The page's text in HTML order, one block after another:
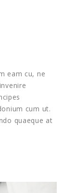
eam cu, ne
cum ut.
quaeque at